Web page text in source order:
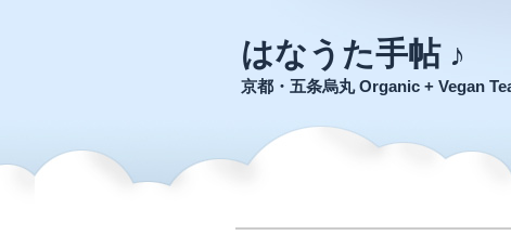
はなうた手帖 ♪
京都・五条烏丸 Organic + Vegan